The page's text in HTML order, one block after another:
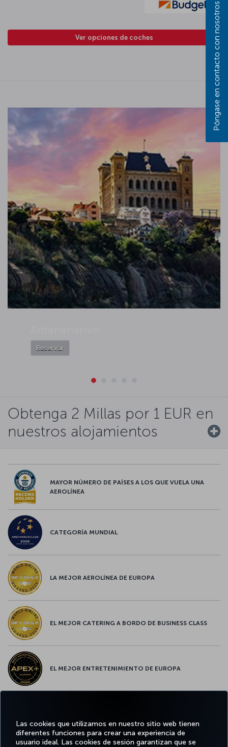
Las cookies que utilizamos en nuestro sitio web tienen
diferentes funciones para crear una experiencia de
usuario ideal. Las cookies de sesión garantizan que se
Ver opciones de coches
Reservar
Obtenga 2 Millas por 1 EUR en
nuestros alojamientos
MAYOR NÚMERO DE PAÍSES A LOS QUE VUELA UNA
AEROLÍNEA
CATEGORÍA MUNDIAL
LA MEJOR AEROLÍNEA DE EUROPA
EL MEJOR CATERING A BORDO DE BUSINESS CLASS
EL MEJOR ENTRETENIMIENTO DE EUROPA
Póngase en contacto con nosotros